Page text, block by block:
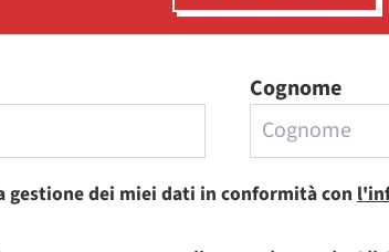
Cognome
gestione dei miei dati in conformità con